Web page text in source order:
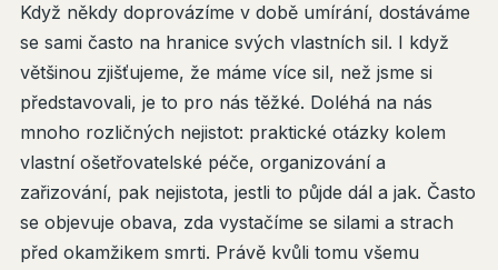
Když někdy doprovázíme v době umírání, dostáváme
se sami často na hranice svých vlastních sil. I když
většinou zjišťujeme, že máme více sil, než jsme si
představovali, je to pro nás těžké. Doléhá na nás
mnoho rozličných nejistot: praktické otázky kolem
vlastní ošetřovatelské péče, organizování a
zařizování, pak nejistota, jestli to půjde dál a jak. Často
se objevuje obava, zda vystačíme se silami a strach
před okamžikem smrti. Právě kvůli tomu všemu